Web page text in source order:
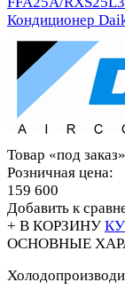
Кондиционер
Товар «под заказ»
Розничная цена:
159 600
Добавить к
+ В КОРЗИНУ
ОСНОВНЫЕ